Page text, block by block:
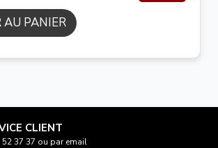
AU PANIER
CLIENT
52 37 37 ou par email